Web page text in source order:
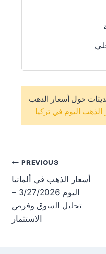
حول أسعار الذهب
اليوم في تركيا
PREVIOUS
أسعار الذهب في ألمانيا
اليوم 3/27/2026 –
تحليل السوق وفرص
الاستثمار